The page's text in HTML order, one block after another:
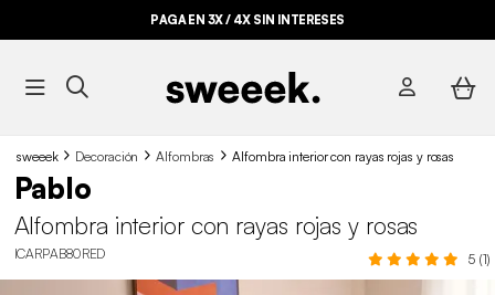
PAGA EN 3X / 4X SIN INTERESES
sweeek Decoración Alfombras Alfombra interior con rayas rojas y rosas
Pablo
Alfombra interior con rayas rojas y rosas
ICARPAB80RED 5 (1)